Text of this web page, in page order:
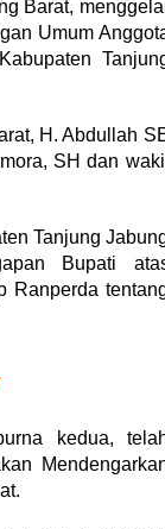
Barat,
Umum
H. Abdullah
SH dan wakil
Tanjung
Bupati
Ranperda
kedua,